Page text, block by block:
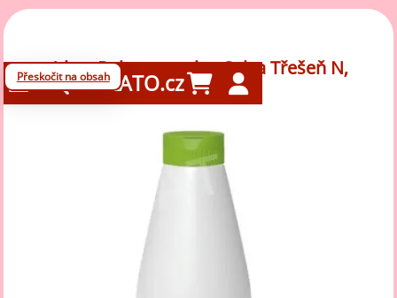
Přeskočit na obsahGELATO.cz
1 kg - Poleva topping Salsa Třešeň N,
Pregel